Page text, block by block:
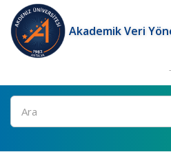
Akademik Veri
Ara